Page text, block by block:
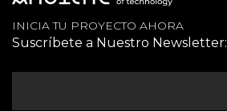
INICIA TU PROYECTO AHORA
Suscríbete a Nuestro Newsletter: